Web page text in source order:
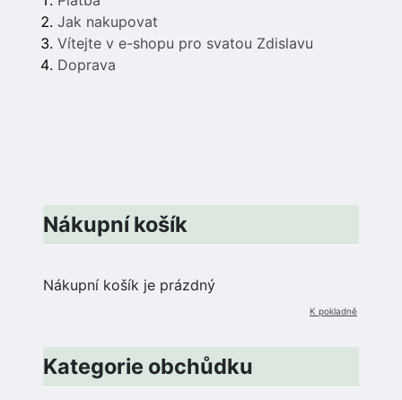
Nákupní košík
Nákupní košík je prázdný
K pokladně
Kategorie obchůdku
Jak nakupovat
Vítejte v e-shopu pro svatou Zdislavu
Doprava